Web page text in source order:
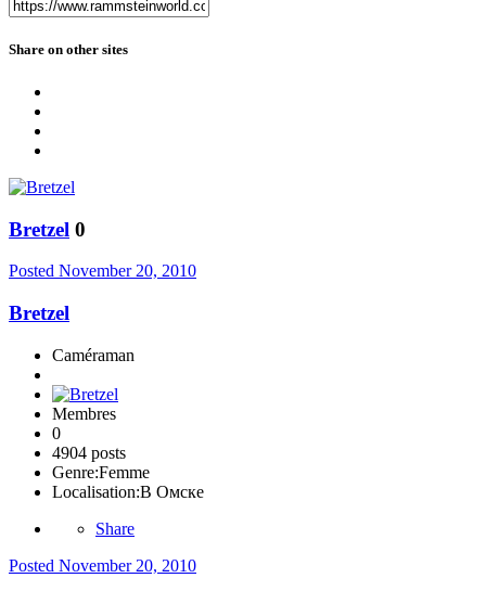
Share on other sites
Bretzel 0
Posted November 20, 2010
Bretzel
Caméraman
Membres
0
4904 posts
Genre:Femme
Localisation:В Омске
Share
Posted November 20, 2010